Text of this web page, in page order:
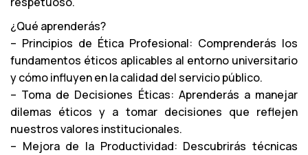
¿Qué aprenderás?
– Principios de Ética Profesional: Comprenderás los
fundamentos éticos aplicables al entorno universitario
y cómo influyen en la calidad del servicio público.
– Toma de Decisiones Éticas: Aprenderás a manejar
dilemas éticos y a tomar decisiones que reflejen
nuestros valores institucionales.
– Mejora de la Productividad: Descubrirás técnicas